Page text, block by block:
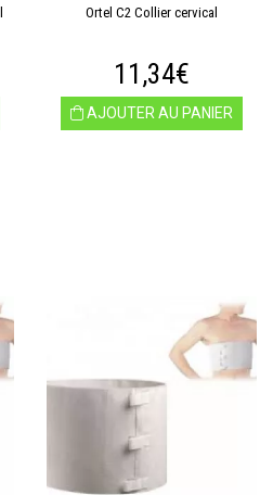
Ortel C2 Collier cervical
11,34€
AJOUTER AU PANIER